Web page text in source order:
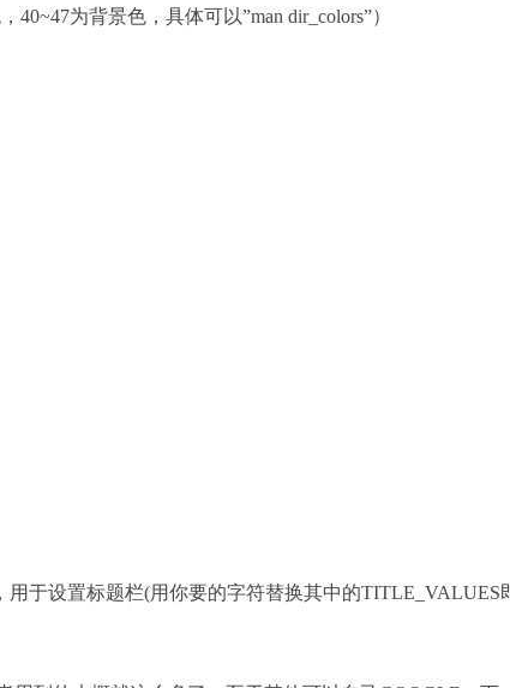
为背景色，具体可以”man dir_colors”）